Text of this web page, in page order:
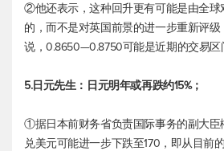
②他还表示，这种回升更有可能是由全球
的，而不是对英国前景的进一步重新评
说，0.8650—0.8750可能是近期的交易区
5.日元先生：日元明年或再跌约15%；
①据日本前财务省负责国际事务的副大臣
兑美元可能进一步下跌至170，即从目前